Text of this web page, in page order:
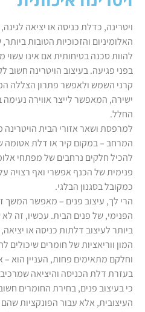
ויטרינה, כדלת כניסה או יציאה
האלומיניום והזכוכיות הטובות
להוות סכנה בטיחותית אם אינו עשוי
בפני פגיעה. בעיצוב הויטרינה
קרני השמש ולאפשר פתרון הצללה
ישירה, המאפשר לייצר אווירה
החלל.
למרפסת ושאר אזורי הבית
המרחב – במקום קיר או דלת אטומה
להכיל חלקים נרחבים של מפתחי
פנימית של הכנף אפשרי ואף רצויה
כמקובל בסגנון הבלגי.
הרי לך, עיצוב פנים – מאפשר
הפנימי, של פנים הבית. עכשיו, זה
ביותר לעיצוב דלתות כניסה או
המון ווריאציות של חומרים
וחלקם מתאימים פחות, העניין הוא –
בעזרת דלת הכניסה והיציאה
כי בעיצוב פנים, בחירת החומרים
העיצובית, אלא עבור הפונקציות